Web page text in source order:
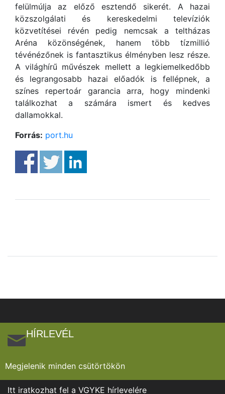
felülmúlja az előző esztendő sikerét. A hazai
közszolgálati és kereskedelmi televíziók
közvetítései révén pedig nemcsak a teltházas
Aréna közönségének, hanem több tízmillió
tévénézőnek is fantasztikus élményben lesz része.
A világhírű művészek mellett a legkiemelkedőbb
és legrangosabb hazai előadók is fellépnek, a
színes repertoár garancia arra, hogy mindenki
találkozhat a számára ismert és kedves
dallamokkal.
Forrás: port.hu
HÍRLEVÉL
Megjelenik minden csütörtökön
Itt iratkozhat fel a VGYKE hírlevelére